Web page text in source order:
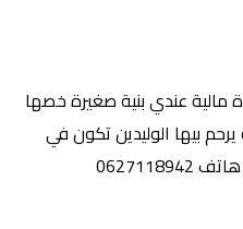
مالية عندي بنية صغيرة خصها
بيها الوليدين تكون في